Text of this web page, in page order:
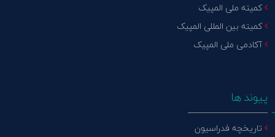
کمیته ملی المپیک
کمیته بین المللی المپیک
آکادمی ملی المپیک
پیوند ها
تاریخچه فدراسیون